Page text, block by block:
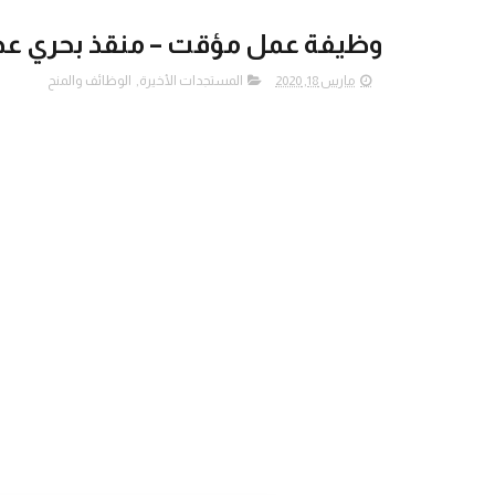
وظيفة عمل مؤقت – منقذ بحري عدد 120 - بلدية
مارس 18, 2020 المستجدات الأخيرة, الوظائف والمنح